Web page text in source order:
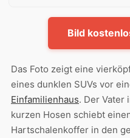
Bild
Das Foto zeigt eine
eines dunklen SUVs vor
Einfamilienhaus. Der Vater
kurzen Hosen schiebt
Hartschalenkoffer in den